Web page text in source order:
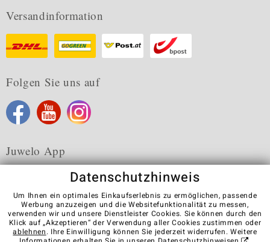
Versandinformation
Folgen Sie uns auf
Juwelo App
Karriere AGB Datenschutz Cookies
Impressum
Kontakt
Vertrag widerrufen
Datenschutzhinweis
Um Ihnen ein optimales Einkaufserlebnis zu ermöglichen, passende
Werbung anzuzeigen und die Websitefunktionalität zu messen,
verwenden wir und unsere Dienstleister Cookies. Sie können durch den
Klick auf „Akzeptieren“ der Verwendung aller Cookies zustimmen oder
ablehnen. Ihre Einwilligung können Sie jederzeit widerrufen. Weitere